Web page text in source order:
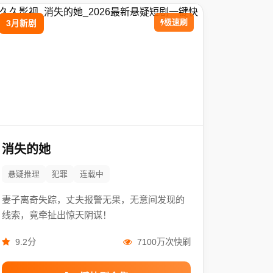
3月新剧 极速刷
消失的她
悬疑推理 犯罪 连载中
妻子离奇失踪，丈夫报警无果，无意间发现的
线索，竟牵扯出惊天阴谋！
9.2分 7100万次快刷